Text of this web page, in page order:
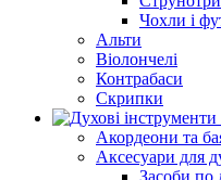
Чохли і
Альти
Віолончелі
Контрабаси
Скрипки
Акордеони та
Аксесуари для
Засоби по